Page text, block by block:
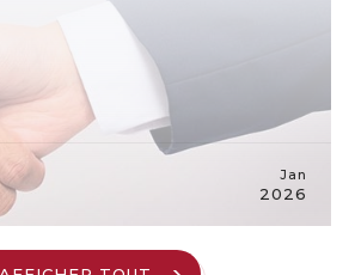
Jan
2026